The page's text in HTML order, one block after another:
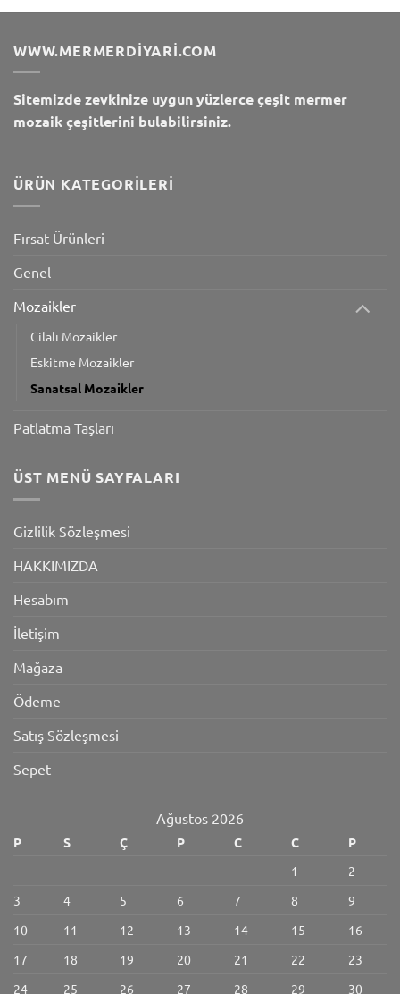
WWW.MERMERDIYARI.COM
Sitemizde zevkinize uygun yüzlerce çeşit mermer
mozaik çeşitlerini bulabilirsiniz.
ÜRÜN KATEGORILERI
Fırsat Ürünleri
Genel
Mozaikler
Cilalı Mozaikler
Eskitme Mozaikler
Sanatsal Mozaikler
Patlatma Taşları
ÜST MENÜ SAYFALARI
Gizlilik Sözleşmesi
HAKKIMIZDA
Hesabım
İletişim
Mağaza
Ödeme
Satış Sözleşmesi
Sepet
Ağustos 2026
P S Ç P C C
P
1
2
3
4 5 6 7 8
9
10
11 12 13 14 15
16
17
18 19 20 21 22
23
24
25 26 27 28 29 30